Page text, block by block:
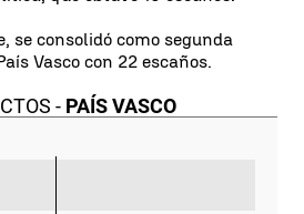
se consolidó como segunda
Vasco con 22 escaños.
- PAÍS VASCO